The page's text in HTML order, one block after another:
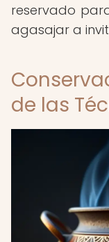
reservado
agasajar a
de las